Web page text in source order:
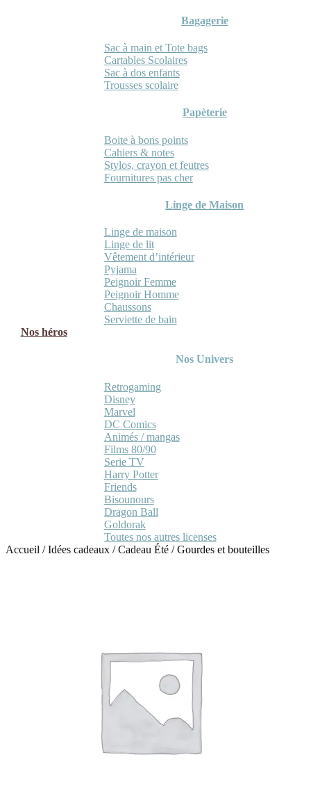
Bagagerie
Sac à main et Tote bags
Cartables Scolaires
Sac à dos enfants
Trousses scolaire
Papèterie
Boite à bons points
Cahiers & notes
Stylos, crayon et feutres
Fournitures pas cher
Linge de Maison
Linge de maison
Linge de lit
Vêtement d’intérieur
Pyjama
Peignoir Femme
Peignoir Homme
Chaussons
Serviette de bain
Nos héros
Nos Univers
Retrogaming
Disney
Marvel
DC Comics
Animés / mangas
Films 80/90
Serie TV
Harry Potter
Friends
Bisounours
Dragon Ball
Goldorak
Toutes nos autres licenses
Accueil /Idées cadeaux /Cadeau Été /Gourdes et bouteilles